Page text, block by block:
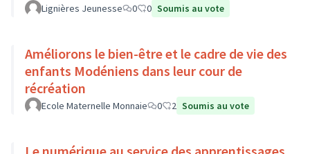
Lignières Jeunesse 0 0 Soumis au vote
Améliorons le bien-être et le cadre de vie des
enfants Modéniens dans leur cour de
récréation
Ecole Maternelle Monnaie 0 2 Soumis au vote